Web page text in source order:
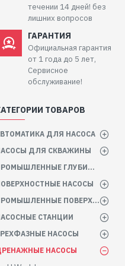
течении 14 дней! без
лишних вопросов
ГАРАНТИЯ
Официальная гарантия
от 1 года до 5 лет,
Сервисное
обслуживание!
ТОВАРОВ
ДЛЯ НАСОСА
ДЛЯ СКВАЖИНЫ
ПРОМЫШЛЕННЫЕ ГЛУБИННЫЕ НАСОСЫ
НАСОСЫ
ПРОМЫШЛЕННЫЕ ПОВЕРХНОСТНЫЕ НАСОСЫ
СТАНЦИИ
НАСОСЫ
НАСОСЫ